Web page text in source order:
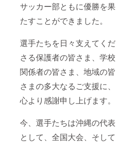
サッカー部ともに優勝を果
たすことができました。
選手たちを日々支えてくだ
さる保護者の皆さま、学校
関係者の皆さま、地域の皆
さまの多大なるご支援に、
心より感謝申し上げます。
今、選手たちは沖縄の代表
として、全国大会、そして